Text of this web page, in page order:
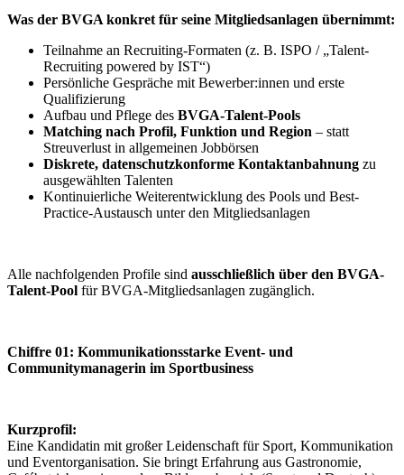
Was der BVGA konkret für seine Mitgliedsanlagen übernimmt:
Teilnahme an Recruiting-Formaten (z. B. ISPO / „Talent-
Recruiting powered by IST“)
Persönliche Gespräche mit Bewerber:innen und erste
Qualifizierung
Aufbau und Pflege des BVGA-Talent-Pools
Matching nach Profil, Funktion und Region – statt
Streuverlust in allgemeinen Jobbörsen
Diskrete, datenschutzkonforme Kontaktanbahnung zu
ausgewählten Talenten
Kontinuierliche Weiterentwicklung des Pools und Best-
Practice-Austausch unter den Mitgliedsanlagen
Alle nachfolgenden Profile sind ausschließlich über den BVGA-
Talent-Pool für BVGA-Mitgliedsanlagen zugänglich.
Chiffre 01: Kommunikationsstarke Event- und
Communitymanagerin im Sportbusiness
Kurzprofil:
Eine Kandidatin mit großer Leidenschaft für Sport, Kommunikation
und Eventorganisation. Sie bringt Erfahrung aus Gastronomie,